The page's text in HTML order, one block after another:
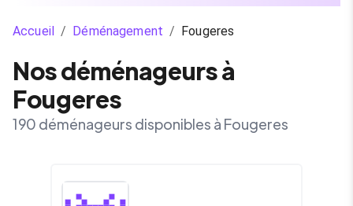
Accueil / Déménagement / Fougeres
Nos déménageurs à
Fougeres
190 déménageurs disponibles à Fougeres